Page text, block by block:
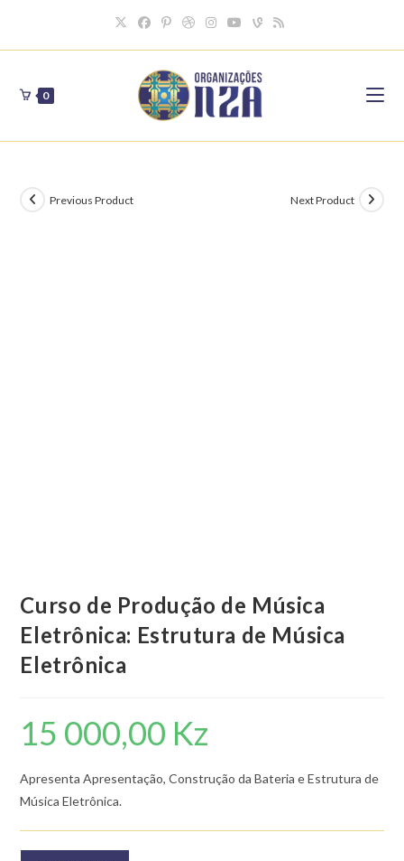
content
0
Previous Product Next Product
Curso de Produção de Música
Eletrônica: Estrutura de Música
Eletrônica
15 000,00 Kz
Apresenta Apresentação, Construção da Bateria e Estrutura de
Música Eletrônica.